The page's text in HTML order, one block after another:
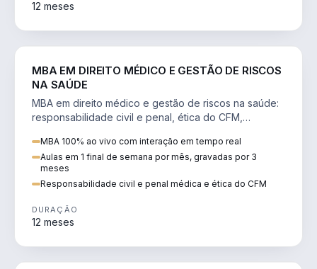
12 meses
MBA EM DIREITO MÉDICO E GESTÃO DE RISCOS
NA SAÚDE
MBA em direito médico e gestão de riscos na saúde:
responsabilidade civil e penal, ética do CFM,
MBA 100% ao vivo com interação em tempo real
Aulas em 1 final de semana por mês, gravadas por 3
meses
Responsabilidade civil e penal médica e ética do CFM
DURAÇÃO
12 meses